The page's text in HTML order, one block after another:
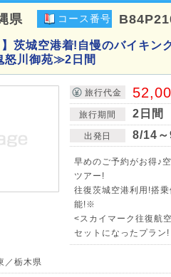
県 コース番号
】茨城空港着!自慢のバイキ
怒川御苑≫2日間
旅行代金
旅行期間 2日間
出発日 8/14
早めのご予約がお得♪
ツアー!
往復茨城空港利用!搭
能!※
<スカイマーク往復航
セットになったプラン!
／栃木県